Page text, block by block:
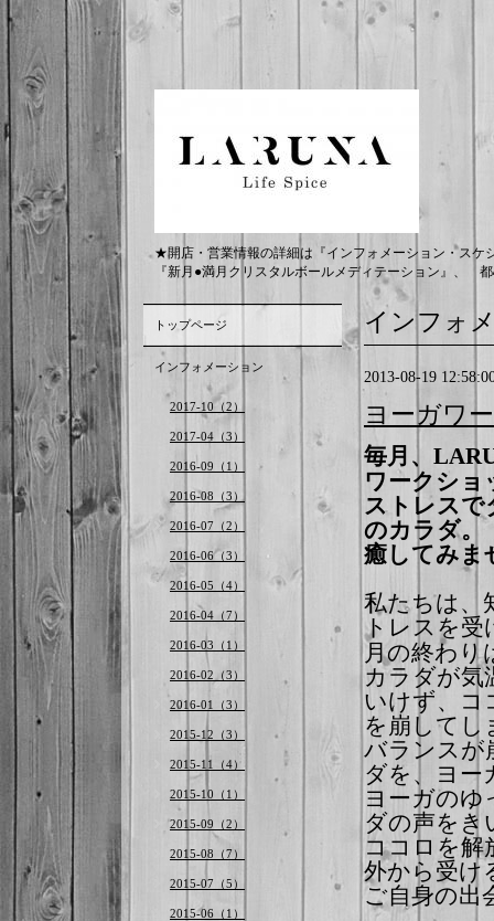
★開店・営業情報の詳細は『インフォメーション・ス
『新月●満月クリスタルボールメディテーション』、
インフォ
2013-08-19
ヨーガワ
毎月、
ワークショ
ストレスで
のカラダ。
癒してみま
私たちは、
トレスを受
月の終わり
カラダが気
いけず、コ
を崩してし
バランスが
ダを、ヨー
ヨーガの
ダの声をき
ココロを
外から受け
ご自身の出
トップページ
インフォメーション
2017-10（2）
2017-04（3）
2016-09（1）
2016-08（3）
2016-07（2）
2016-06（3）
2016-05（4）
2016-04（7）
2016-03（1）
2016-02（3）
2016-01（3）
2015-12（3）
2015-11（4）
2015-10（1）
2015-09（2）
2015-08（7）
2015-07（5）
2015-06（1）